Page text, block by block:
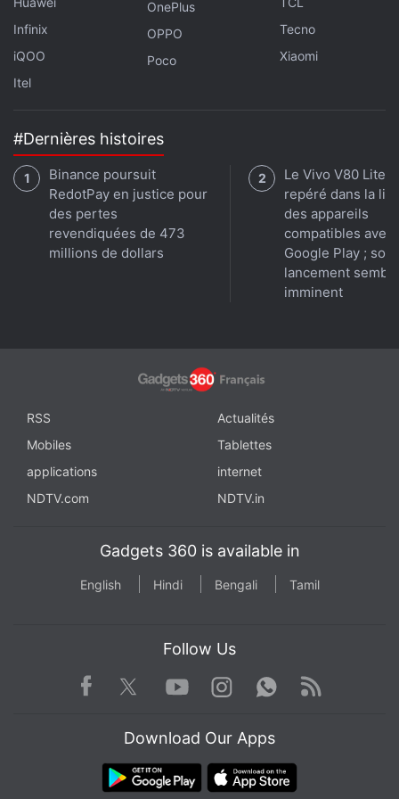
mémoire vive LPDDR5 et jusqu'à 256 Go de
stockage interne. Il intègre une batterie de 4 500
mAh prenant en charge la recharge rapide filaire à
33 W. Le téléphone dispose d'un double appareil
mégapixels.
Infinix
iQOO
Itel
OnePlus
OPPO
Poco
Tecno
Xiaomi
#Dernières histoires
Binance poursuit
RedotPay en justice pour
des pertes
revendiquées de 473
millions de dollars
Le Vivo V80 Lite
repéré dans la
des appareils
compatibles avec
Google Play ; son
lancement semble
imminent
RSS
Actualités
Mobiles
Tablettes
applications
internet
NDTV.com
NDTV.in
Gadgets 360 is available in
English Hindi Bengali Tamil
Follow Us
Facebook TwitterYoutube
Instagram WhatsApp
Rss
Download Our Apps